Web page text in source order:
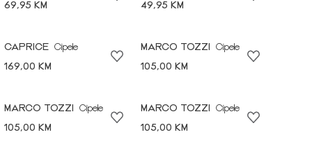
69,95 KM
49,95 KM
CAPRICE Cipele
169,00 KM
MARCO TOZZI
Cipele
105,00 KM
MARCO TOZZI
Cipele
105,00 KM
MARCO TOZZI
Cipele
105,00 KM